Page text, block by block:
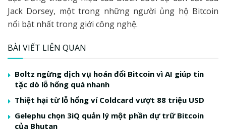
Jack Dorsey, một trong những người ủng hộ Bitcoin
nổi bật nhất trong giới công nghệ.
BÀI VIẾT LIÊN QUAN
Boltz ngừng dịch vụ hoán đổi Bitcoin vì AI giúp tin
tặc dò lỗ hổng quá nhanh
Thiệt hại từ lỗ hổng ví Coldcard vượt 88 triệu USD
Gelephu chọn 3iQ quản lý một phần dự trữ Bitcoin
của Bhutan